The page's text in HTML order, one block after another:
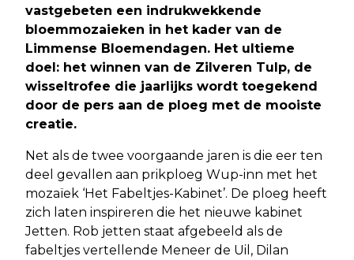
vastgebeten een indrukwekkende
bloemmozaieken in het kader van de
Limmense Bloemendagen. Het ultieme
doel: het winnen van de Zilveren Tulp, de
wisseltrofee die jaarlijks wordt toegekend
door de pers aan de ploeg met de mooiste
creatie.
Net als de twee voorgaande jaren is die eer ten
deel gevallen aan prikploeg Wup-inn met het
mozaïek ‘Het Fabeltjes-Kabinet’. De ploeg heeft
zich laten inspireren die het nieuwe kabinet
Jetten. Rob jetten staat afgebeeld als de
fabeltjes vertellende Meneer de Uil, Dilan